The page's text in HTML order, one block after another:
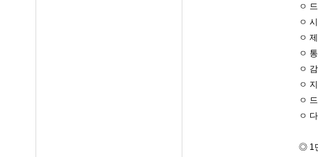
ㅇ
ㅇ
ㅇ
ㅇ
ㅇ
ㅇ
ㅇ
ㅇ
◎ 1